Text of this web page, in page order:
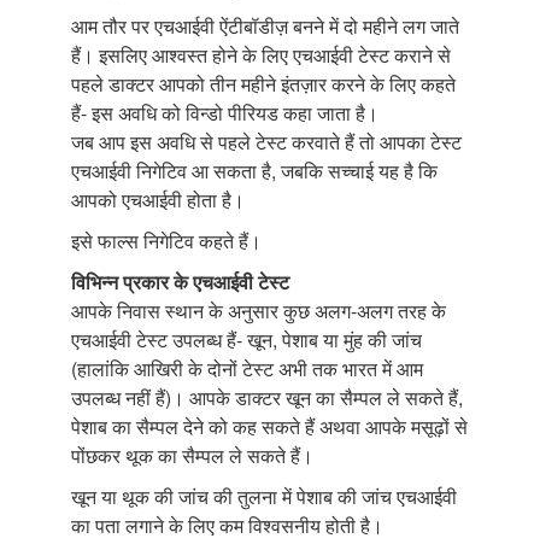
आम तौर पर एचआईवी ऐंटीबॉडीज़ बनने में दो महीने लग जाते
हैं। इसलिए आश्वस्त होने के लिए एचआईवी टेस्ट कराने से
पहले डाक्टर आपको तीन महीने इंतज़ार करने के लिए कहते
हैं- इस अवधि को विन्डो पीरियड कहा जाता है।
जब आप इस अवधि से पहले टेस्ट करवाते हैं तो आपका टेस्ट
एचआईवी निगेटिव आ सकता है, जबकि सच्चाई यह है कि
आपको एचआईवी होता है।
इसे फाल्स निगेटिव कहते हैं।
विभिन्न प्रकार के एचआईवी टेस्ट
आपके निवास स्थान के अनुसार कुछ अलग-अलग तरह के
एचआईवी टेस्ट उपलब्ध हैं- खून, पेशाब या मुंह की जांच
(हालांकि आखिरी के दोनों टेस्ट अभी तक भारत में आम
उपलब्ध नहीं हैं)। आपके डाक्टर खून का सैम्पल ले सकते हैं,
पेशाब का सैम्पल देने को कह सकते हैं अथवा आपके मसूढ़ों से
पोंछकर थूक का सैम्पल ले सकते हैं।
खून या थूक की जांच की तुलना में पेशाब की जांच एचआईवी
का पता लगाने के लिए कम विश्वसनीय होती है।